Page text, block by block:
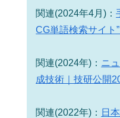
関連(2024年4月)：
CG単語検索サイト
関連(2024年)： ニ
成技術｜技研公開
関連(2022年)： 日